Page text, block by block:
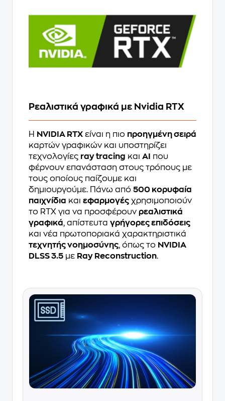
Ρεαλιστικά γραφικά με Nvidia RTX
Η NVIDIA RTX είναι η πιο προηγμένη σειρά
καρτών γραφικών και υποστηρίζει
τεχνολογίες ray tracing και AI
που
φέρνουν επανάσταση στους τρόπους με
τους οποίους παίζουμε και
δημιουργούμε. Πάνω από 500 κορυφαία
παιχνίδια και εφαρμογές χρησιμοποιούν
το RTX για να προσφέρουν ρεαλιστικά
γραφικά, απίστευτα γρήγορες επιδόσεις
και νέα πρωτοποριακά χαρακτηριστικά
τεχνητής νοημοσύνης, όπως το NVIDIA
DLSS 3.5 με Ray Reconstruction.